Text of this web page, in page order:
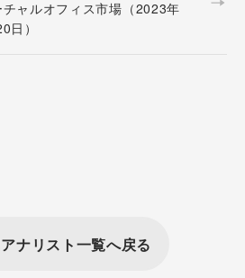
ャルオフィス市場（2023年
）
ナリスト一覧へ戻る